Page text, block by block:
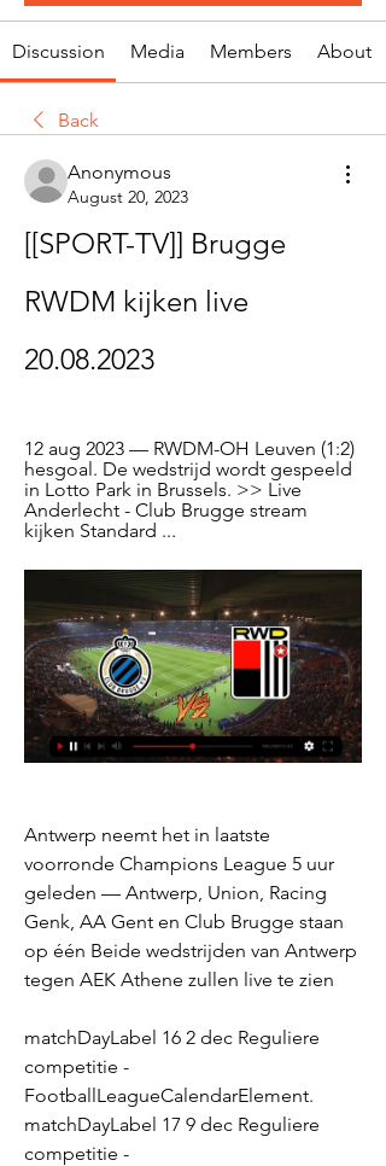
Discussion Media Members About
Back
Anonymous
August 20, 2023
[[SPORT-TV]] Brugge
RWDM kijken live
20.08.2023
12 aug 2023 — RWDM-OH Leuven (1:2)
hesgoal. De wedstrijd wordt gespeeld
in Lotto Park in Brussels. >> Live
Anderlecht - Club Brugge stream
kijken Standard ...
Antwerp neemt het in laatste
voorronde Champions League 5 uur
geleden — Antwerp, Union, Racing
Genk, AA Gent en Club Brugge staan
op één Beide wedstrijden van Antwerp
tegen AEK Athene zullen live te zien
matchDayLabel 16 2 dec Reguliere
competitie -
FootballLeagueCalendarElement.
matchDayLabel 17 9 dec Reguliere
competitie -